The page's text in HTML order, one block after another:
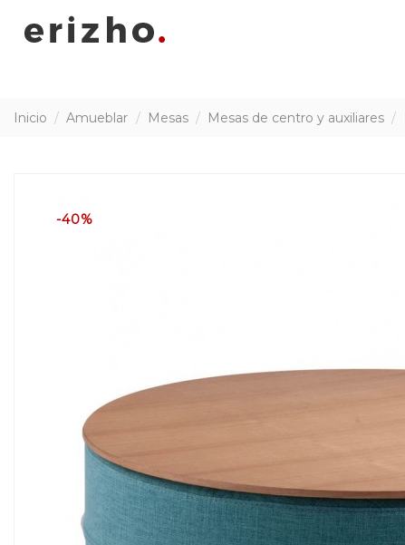
Inicio Amueblar Mesas Mesas de centro y auxiliares
-40%